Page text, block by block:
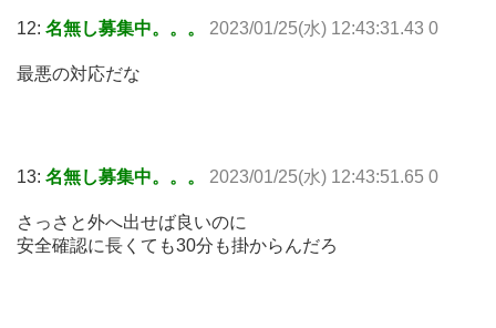
12: 名無し募集中。。。 2023/01/25(水) 12:43:31.43 0
最悪の対応だな
13: 名無し募集中。。。 2023/01/25(水) 12:43:51.65 0
さっさと外へ出せば良いのに
安全確認に長くても30分も掛からんだろ